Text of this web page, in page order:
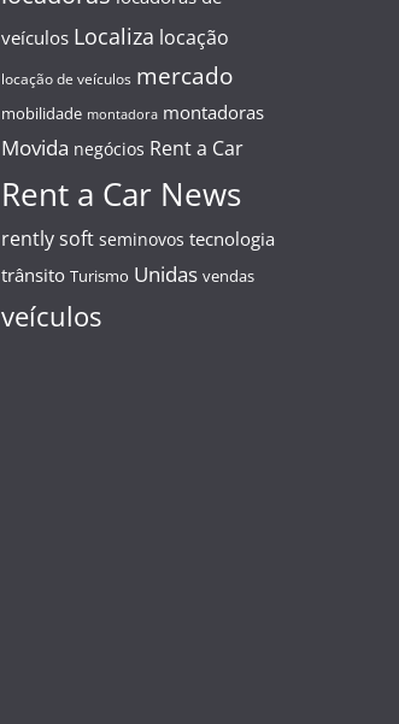
veículos Localiza locação
locação de veículos mercado
mobilidade montadora montadoras
Movida negócios Rent a Car
Rent a Car News
rently soft seminovos tecnologia
trânsito Turismo Unidas vendas
veículos